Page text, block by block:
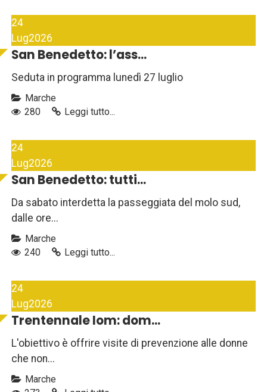
24
Lug2026
San Benedetto: l’ass...
Seduta in programma lunedì 27 luglio
Marche
280
Leggi tutto...
24
Lug2026
San Benedetto: tutti...
Da sabato interdetta la passeggiata del molo sud,
dalle ore...
Marche
240
Leggi tutto...
24
Lug2026
Trentennale Iom: dom...
L'obiettivo è offrire visite di prevenzione alle donne
che non...
Marche